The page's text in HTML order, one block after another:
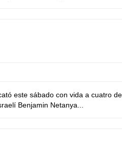
este sábado con vida a cuatro
Benjamin Netanya...